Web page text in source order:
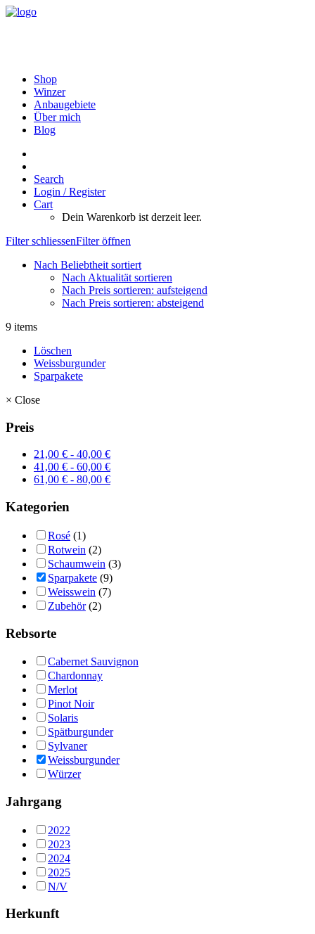
Shop
Winzer
Anbaugebiete
Über mich
Blog
Search
Login / Register
Cart
Dein Warenkorb ist derzeit leer.
Filter schliessenFilter öffnen
Nach Beliebtheit sortiert
Nach Aktualität sortieren
Nach Preis sortieren: aufsteigend
Nach Preis sortieren: absteigend
9 items
Löschen
Weissburgunder
Sparpakete
× Close
Preis
21,00 € - 40,00 €
41,00 € - 60,00 €
61,00 € - 80,00 €
Kategorien
Rosé (1)
Rotwein (2)
Schaumwein (3)
Sparpakete (9)
Weisswein (7)
Zubehör (2)
Rebsorte
Cabernet Sauvignon
Chardonnay
Merlot
Pinot Noir
Solaris
Spätburgunder
Sylvaner
Weissburgunder
Würzer
Jahrgang
2022
2023
2024
2025
N/V
Herkunft